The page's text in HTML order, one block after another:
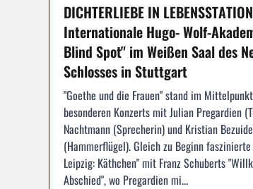
DICHTERLIEBE IN
Internationale Hugo- Wolf-
Blind Spot" im Weißen Saal des
Schlosses in Stuttgart
"Goethe und die Frauen" stand im
besonderen Konzerts mit Julian Pregardien
Nachtmann (Sprecherin) und Kristian
(Hammerflügel). Gleich zu Beginn
Leipzig: Käthchen" mit Franz Schuberts
Abschied", wo Pregardien mi...